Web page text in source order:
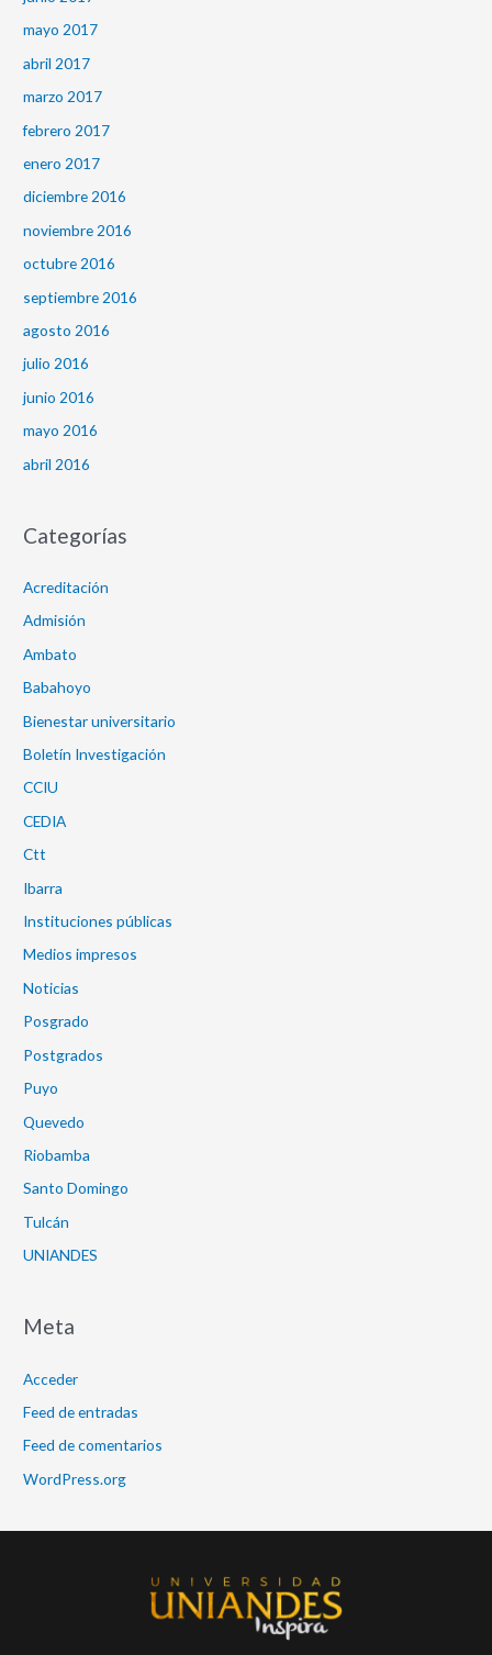
mayo 2017
abril 2017
marzo 2017
febrero 2017
enero 2017
diciembre 2016
noviembre 2016
octubre 2016
septiembre 2016
agosto 2016
julio 2016
junio 2016
mayo 2016
abril 2016
Categorías
Acreditación
Admisión
Ambato
Babahoyo
Bienestar universitario
Boletín Investigación
CCIU
CEDIA
Ctt
Ibarra
Instituciones públicas
Medios impresos
Noticias
Posgrado
Postgrados
Puyo
Quevedo
Riobamba
Santo Domingo
Tulcán
UNIANDES
Meta
Acceder
Feed de entradas
Feed de comentarios
WordPress.org